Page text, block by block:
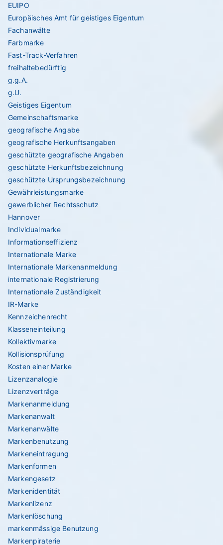
EUIPO
Europäisches Amt für geistiges Eigentum
Fachanwälte
Farbmarke
Fast-Track-Verfahren
freihaltebedürftig
g.g.A.
g.U.
Geistiges Eigentum
Gemeinschaftsmarke
geografische Angabe
geografische Herkunftsangaben
geschützte geografische Angaben
geschützte Herkunftsbezeichnung
geschützte Ursprungsbezeichnung
Gewährleistungsmarke
gewerblicher Rechtsschutz
Hannover
Individualmarke
Informationseffizienz
Internationale Marke
Internationale Markenanmeldung
internationale Registrierung
Internationale Zuständigkeit
IR-Marke
Kennzeichenrecht
Klasseneinteilung
Kollektivmarke
Kollisionsprüfung
Kosten einer Marke
Lizenzanalogie
Lizenzverträge
Markenanmeldung
Markenanwalt
Markenanwälte
Markenbenutzung
Markeneintragung
Markenformen
Markengesetz
Markenidentität
Markenlizenz
Markenlöschung
markenmässige Benutzung
Markenpiraterie